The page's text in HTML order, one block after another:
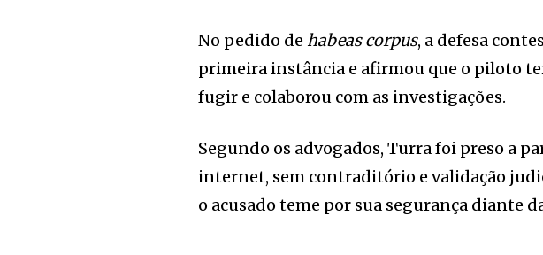
No pedido de habeas corpus, a defesa
primeira instância e afirmou que o piloto
fugir e colaborou com as investigações.
Segundo os advogados, Turra foi preso a
internet, sem contraditório e validação
o acusado teme por sua segurança diante